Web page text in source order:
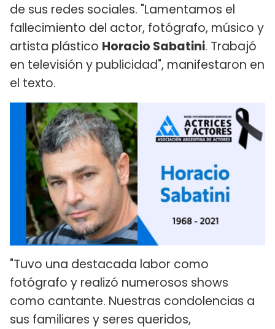
de sus redes sociales. "Lamentamos el
fallecimiento del actor, fotógrafo, músico y
artista plástico Horacio Sabatini. Trabajó
en televisión y publicidad", manifestaron en
el texto.
"Tuvo una destacada labor como
fotógrafo y realizó numerosos shows
como cantante. Nuestras condolencias a
sus familiares y seres queridos,